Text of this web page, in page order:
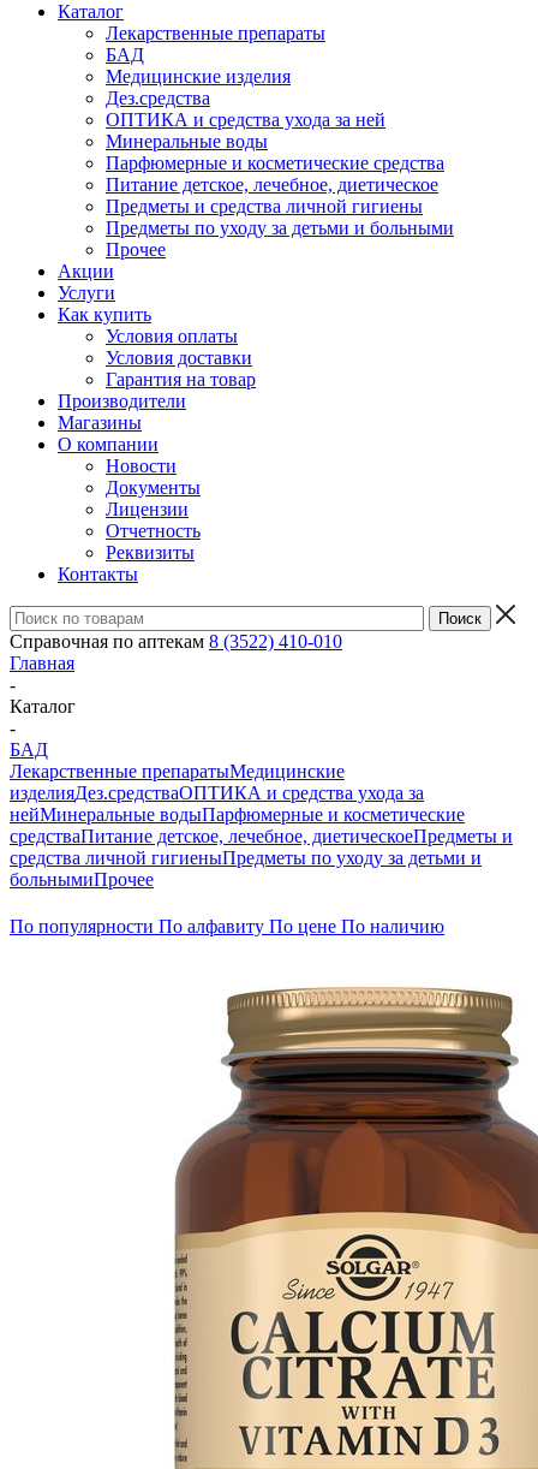
Каталог
Лекарственные препараты
БАД
Медицинские изделия
Дез.средства
ОПТИКА и средства ухода за ней
Минеральные воды
Парфюмерные и косметические средства
Питание детское, лечебное, диетическое
Предметы и средства личной гигиены
Предметы по уходу за детьми и больными
Прочее
Акции
Услуги
Как купить
Условия оплаты
Условия доставки
Гарантия на товар
Производители
Магазины
О компании
Новости
Документы
Лицензии
Отчетность
Реквизиты
Контакты
Справочная по аптекам 8 (3522) 410-010
Главная
-
Каталог
-
БАД
Лекарственные препаратыМедицинские
изделияДез.средстваОПТИКА и средства ухода за
нейМинеральные водыПарфюмерные и косметические
средстваПитание детское, лечебное, диетическоеПредметы и
средства личной гигиеныПредметы по уходу за детьми и
больнымиПрочее
По популярности По алфавиту По цене По наличию